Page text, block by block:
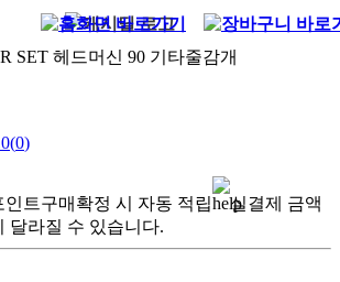
SET 헤드머신 90 기타줄감개
(0)
인트구매확정 시 자동 적립
실결제 금액
달라질 수 있습니다.